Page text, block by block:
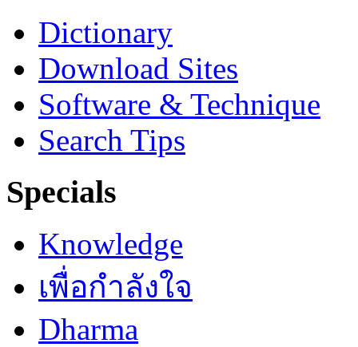
Dictionary
Download Sites
Software & Technique
Search Tips
Specials
Knowledge
เพื่อกำลังใจ
Dharma